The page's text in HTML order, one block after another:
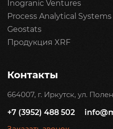
Inogranic Ventures
Process Analytical Systems
Geostats
Продукция XRF
Контакты
664007, г. Иркутск, ул.
+7 (3952) 488 502